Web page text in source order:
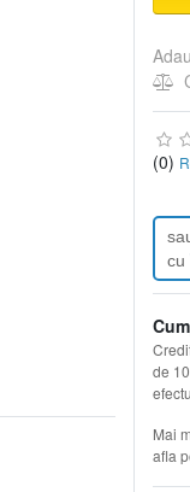
(0)
cu
de
Mai
afla